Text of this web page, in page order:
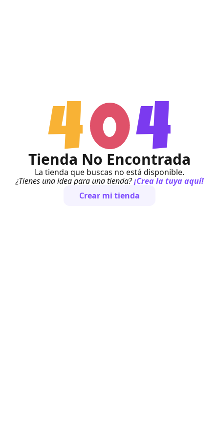
Tienda No Encontrada
La tienda que buscas no está disponible.
¿Tienes una idea para una tienda? ¡Crea la tuya aquí!
Crear mi tienda